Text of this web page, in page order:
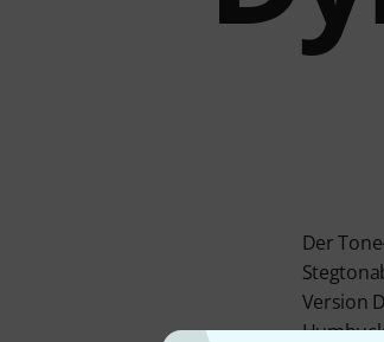
Der
Version